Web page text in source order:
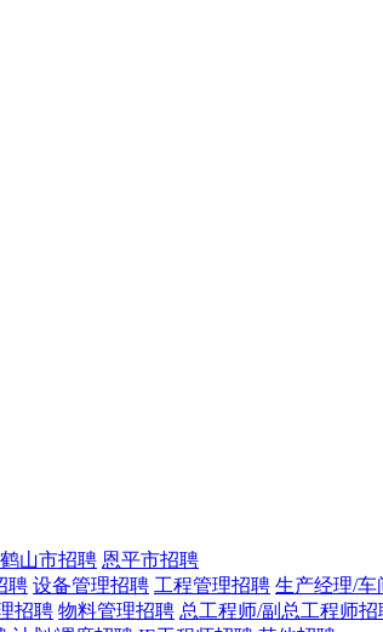
鹤山市招聘 恩平市招聘
聘 设备管理招聘 工程管理招聘 生产经理/车
招聘 物料管理招聘 总工程师/副总工程师招